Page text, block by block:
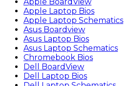
Apple BoardView
Apple Laptop Bios
Apple Laptop Schematics
Asus Boardview
Asus Laptop Bios
Asus Laptop Schematics
Chromebook Bios
Dell BoardView
Dell Laptop Bios